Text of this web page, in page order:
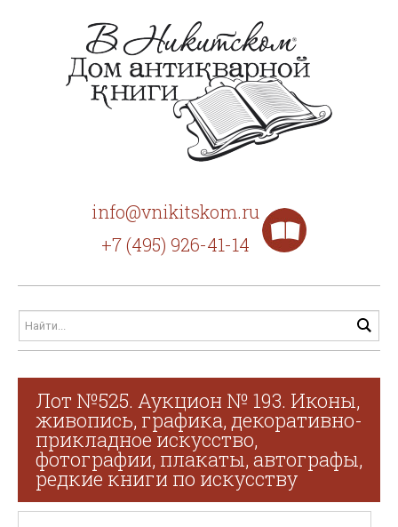
info@vnikitskom.ru
+7 (495) 926-41-14
Лот №525. Аукцион № 193. Иконы,
живопись, графика, декоративно-
прикладное искусство,
фотографии, плакаты, автографы,
редкие книги по искусству